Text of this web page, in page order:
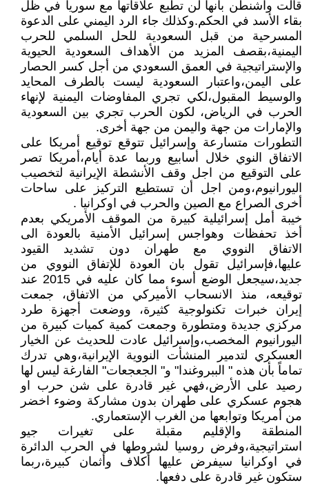
قالت واشنطن بانها لن تطبع علاقاتها مع سوريا في ظل
بقاء الأسد في الحكم.وكذلك جاء الرد اليمني على الدعوة
المسرحية من قبل السعودية للحل السلمي للحرب
اليمنية،بقصف المزيد من الأهداف السعودية الحيوية
والإستراتيجية في العمق السعودي من أجل كسر الحصار
على اليمن،واعتبار السعودية ليست بالطرف المحايد
والوسيط المقبول،لكي تجري المفاوضات اليمنية لإنهاء
الحرب في الرياض، لكون الحرب تجري بين السعودية
والإمارات من جهة واليمن من جهة أخرى.
التطورات متسارعة وإسرائيل تتوقع توقيع أمريكا على
الاتفاق النوي خلال أسابيع وربما عدة أيام،أمريكا تصر
على التوقيع من اجل وقف الأنشطة الإيرانية لتخصيب
اليورانيوم،ومن اجل أن تستطيع التركيز على ساحات
أخرى الصراع مع الصين والحرب في اوكرانيا .
خيبة أمل إسرائيلية كبيرة من الموقف الأمريكي بعدم
أخذ تحفظات وهواجس إسرائيل الأمنية بالعودة الى
الاتفاق النووي مع طهران دون تشديد القيود
عليها،فإسرائيل تقول بان العودة للإتفاق النووي من
جديد،سيجعل الوضع أسوء مما كان عليه في 2015 عند
توقيعه، منذ الانسحاب الأميركي من الاتفاق، جمعت
إيران خبرات تكنولوجية كثيرة، ووضعت أجهزة طرد
مركزي جديدة ومتطورة وجمعت كمية كميات كبيرة من
اليورانيوم المخصب،وإسرائيل عادت للحديث عن الخيار
العسكري لتدمير المنشأت النووية الإيرانية،وهي تدرك
تماماً بأن هذه " الببروغندا" و" الجعجعات" الفارغة ليس لها
رصيد على الأرض،فهي غير قادرة على شن حرب او
هجوم عسكري على طهران بدون مشاركة وضوء اخضر
من أمريكا وتوابعها من الغرب الإستعماري.
المنطقة والإقليم مقبلة على تغيرات جيو
استراتيجية،وفرض روسيا لشروطها في الحرب الدائرة
في اوكرانيا سيفرض عليها أكلاف وأثمان كبيرة،ربما
ستكون غير قادرة على دفعها.